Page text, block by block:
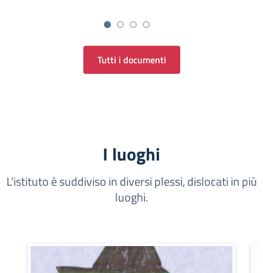
Tutti i documenti
I luoghi
L'istituto è suddiviso in diversi plessi, dislocati in più
luoghi.